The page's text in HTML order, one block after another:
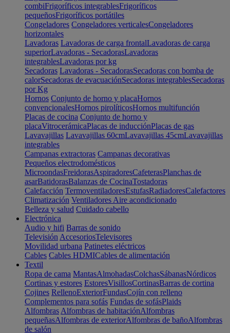
combiFrigoríficos integrablesFrigoríficos
pequeñosFrigoríficos portátiles
Congeladores Congeladores verticalesCongeladores
horizontales
Lavadoras Lavadoras de carga frontalLavadoras de carga
superiorLavadoras - SecadorasLavadoras
integrablesLavadoras por kg
Secadoras Lavadoras - SecadorasSecadoras con bomba de
calorSecadoras de evacuaciónSecadoras integrablesSecadoras
por Kg
Hornos Conjunto de horno y placaHornos
convencionalesHornos pirolíticosHornos multifunción
Placas de cocina Conjunto de horno y
placaVitrocerámicaPlacas de inducciónPlacas de gas
Lavavajillas Lavavajillas 60cmLavavajillas 45cmLavavajillas
integrables
Campanas extractoras Campanas decorativas
Pequeños electrodomésticos
MicroondasFreidorasAspiradoresCafeterasPlanchas de
asarBatidorasBalanzas de CocinaTostadoras
Calefacción TermoventiladoresEstufasRadiadoresCalefactores
Climatización Ventiladores Aire acondicionado
Belleza y salud Cuidado cabello
Electrónica
Audio y hifi Barras de sonido
Televisión AccesoriosTelevisores
Movilidad urbana Patinetes eléctricos
Cables Cables HDMICables de alimentación
Textil
Ropa de cama MantasAlmohadasColchasSábanasNórdicos
Cortinas y estores EstoresVisillosCortinasBarras de cortina
Cojines RellenoExteriorFundasCojín con relleno
Complementos para sofás Fundas de sofásPlaids
Alfombras Alfombras de habitaciónAlfombras
pequeñasAlfombras de exteriorAlfombras de bañoAlfombras
de salón